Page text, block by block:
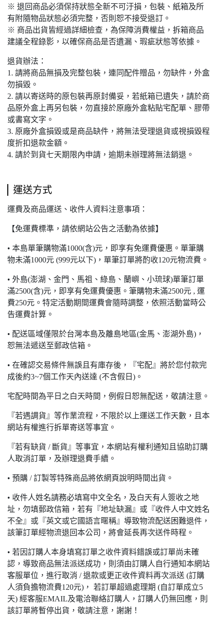
※ 退回商品必須保持狀態全新不可汙損，包裝、紙箱及所
有附隨物品狀態必須完整，否則恕不接受退訂。
※ 商品出貨皆經過詳細檢查，為保障消費權益，拆箱商品
建議全程錄影，以確保商品是否遺漏、瑕疵狀態等依據。
退貨辦法：
1. 請將商品無損及完整包裝，連同配件贈品，勿缺件，外盒
勿損毀。
2. 請以寄送時的原包裝再原封備妥，若紙箱已遺失，請於商
品原外盒上再另包裝，勿直接於原廠外盒粘貼宅配單、膠帶
或書寫文字。
3. 原廠外盒損毀或是商品缺件，將無法受理退貨或視損毀程
度折扣退款金額。
4. 請於到貨七天期限內申請，逾期未辦理將無法銷退。
運送方式
運費及商品運送、收件人資料注意事項：
【免運費標準，請依網站公告之活動為依據】
• 本島單筆購物滿1000(含)元，即享有免運費優惠。單筆購
物未滿1000元 (999元以下)，單筆訂單將酌收120元物流費。
• 外島(澎湖、金門、馬祖、綠島、蘭嶼、小琉球)單筆訂單
滿2500(含)元，即享有免運費優惠。筆購物未滿2500元 , 運
費250元。特定活動期間運費會隨時調整，依照活動當時公
告運費計算。
• 配送區域僅限於台灣本島及離島地區(金馬、澎湖外島)，
恕無法遞送至郵政信箱。
• 在確認交易條件無誤且有庫存後，『宅配』將於您付款完
成後約3~7個工作天內送達 (不含假日)。
宅配時間為平日之白天時間，例假日恕無配送，敬請注意。
『若遇調貨』等作業流程，不限於以上運送工作天數，且本
網站有權進行拆單寄送等事宜。
『若有缺貨 / 斷貨』等事宜，本網站有權利通知且協助訂購
人取消訂單，及辦理退費手續。
• 預購 / 訂製等特殊商品將依網頁說明時間出貨。
• 收件人姓名請務必填寫中文全名，及白天有人簽收之地
址，勿填郵政信箱，若有『地址缺漏』或『收件人中文姓名
不全』或『英文或它國語言暱稱』導致物流配送困難退件，
該筆訂單經物流退回本公司，將會延長再次送件時程。
• 若因訂購人本身填寫訂單之收件資料錯誤或訂單尚未確
認，導致商品無法派送成功，則須由訂購人自行通知本網站
客服單位，進行取消 / 退款或更正收件資料再次派送 (訂購
人須負擔物流費120元)， 若訂單超過處理期 (自訂單成立5
天) 經客服EMAIL及電洽聯絡訂購人，訂購人仍無回應，則
該訂單將暫停出貨，敬請注意，謝謝！